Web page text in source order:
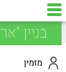
בניין
מזמין